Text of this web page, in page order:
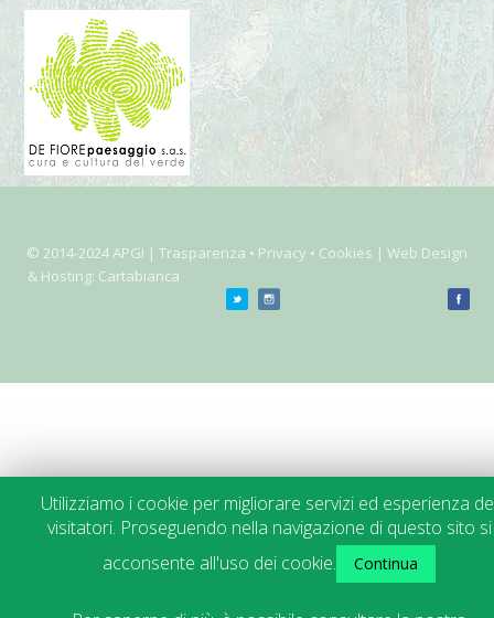
© 2014-2024 APGI | Trasparenza • Privacy • Cookies | Web Design
& Hosting: Cartabianca
Utilizziamo i cookie per migliorare servizi ed esperienza
visitatori. Proseguendo nella navigazione di questo sito si
acconsente all'uso dei cookie.
Continua